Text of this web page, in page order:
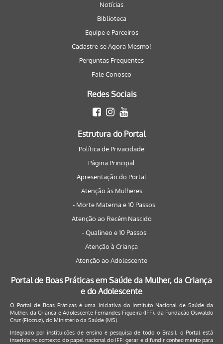
Notícias
Biblioteca
Equipe e Parceiros
Cadastre-se Agora Mesmo!
Perguntas Frequentes
Fale Conosco
Redes Sociais
Estrutura do Portal
Política de Privacidade
Página Principal
Apresentação do Portal
Atenção às Mulheres
- Morte Materna e 10 Passos
Atenção ao Recém Nascido
- Qualineo e 10 Passos
Atenção à Criança
Atenção ao Adolescente
Portal de Boas Práticas em Saúde da Mulher, da Criança
e do Adolescente
O Portal de Boas Práticas é uma iniciativa do Instituto Nacional de Saúde da
Mulher, da Criança e Adolescente Fernandes Figueira (IFF), da Fundação Oswaldo
Cruz (Fiocruz), do Ministério da Saúde (MS).
Integrado por instituições de ensino e pesquisa de todo o Brasil, o Portal está
inserido no contexto do papel nacional do IFF: gerar e difundir conhecimento para